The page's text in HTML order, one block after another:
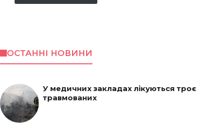
ОСТАННІ НОВИНИ
У медичних закладах лікуються троє
травмованих